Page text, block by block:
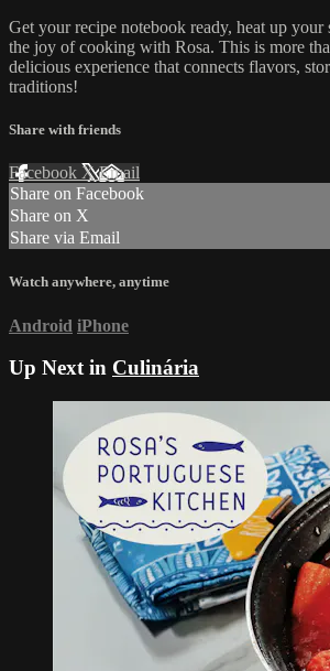
Get your recipe notebook ready, heat up
the joy of cooking with Rosa. This is more
delicious experience that connects flavors,
traditions!
Share with friends
Facebook XEmail
Share on Facebook
Share on X
Share via Email
Watch anywhere, anytime
Android iPhone
Up Next in Culinária